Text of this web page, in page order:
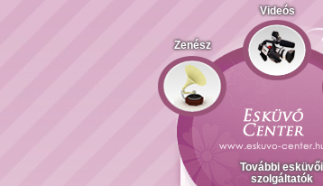
Zenész
Videós
További esküvői
szolgáltatók